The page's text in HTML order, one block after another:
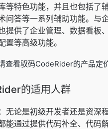
等特色功能，并且也包括了
问答等一系列辅助功能。与
提供了企业管理、数据看板
置等高级功能。
查看驭码CodeRider的产品定
的适用人群
：无论是初级开发者还是资深程
能通过提供代码补全、代码